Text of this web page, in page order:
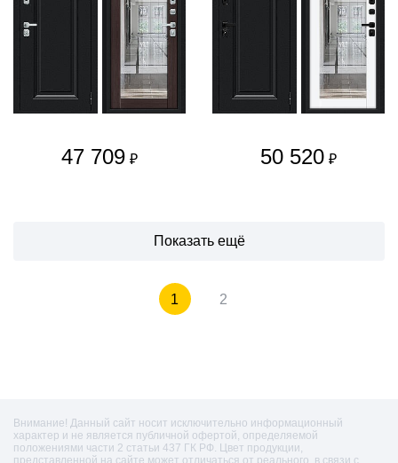
47 709 ₽ 50 520 ₽
Показать ещё
1 2
Внимание! Данный сайт носит исключительно информационный
характер и не является публичной офертой, определяемой
положениями части 2 статьи 437 ГК РФ. Цвет продукции,
представленной на сайте может отличаться от реального, в связи с